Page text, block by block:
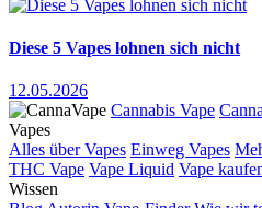
Diese 5 Vapes lohnen sich nicht
12.05.2026
Cannabis Vape
Vapes
Alles über Vapes Einweg Vapes
THC Vape Vape Liquid Vape
Wissen